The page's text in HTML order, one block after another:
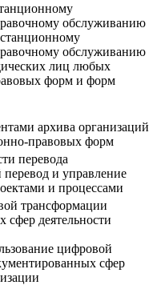
обслуживанию
обслуживанию
лиц любых
форм и форм
архива организаций
правовых форм
перевода
и управление
и процессами
трансформации
сфер деятельности
цифровой
сфер